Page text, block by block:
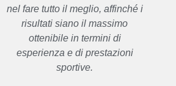
nel fare tutto il meglio, affinché i
risultati siano il massimo
ottenibile in termini di
esperienza e di prestazioni
sportive.